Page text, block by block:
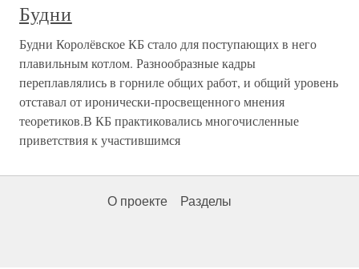
Будни
Будни Королёвское КБ стало для поступающих в него
плавильным котлом. Разнообразные кадры
переплавлялись в горниле общих работ, и общий уровень
отставал от иронически-просвещенного мнения
теоретиков.В КБ практиковались многочисленные
приветствия к участившимся
О проекте Разделы